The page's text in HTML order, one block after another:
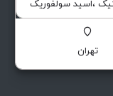
،اسید سولفوریک ،اسید
تهران